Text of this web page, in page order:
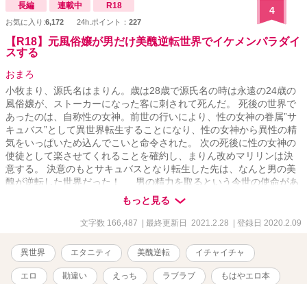
長編 連載中 R18
お気に入り:6,172 24h.ポイント： 227
4
【R18】元風俗嬢が男だけ美醜逆転世界でイケメンパラダイ
スする
おまろ
小牧まり、源氏名はまりん。歳は28歳で源氏名の時は永遠の24歳の
風俗嬢が、ストーカーになった客に刺されて死んだ。 死後の世界で
あったのは、自称性の女神。前世の行いにより、性の女神の眷属”サ
キュバス”として異世界転生することになり、性の女神から異性の精
気をいっぱいため込んでこいと命令された。 次の死後に性の女神の
使徒として楽させてくれることを確約し、まりん改めマリリンは決
意する。 決意のもとサキュバスとなり転生した先は、なんと男の美
醜が逆転した世界だった！ 男の精力を取るという今世の使命があ
るマリリンは、異世界のブス（イケメン）達を天国にイカせる！ 重
婚が認められる世界で、まりんは何人と結婚するのか、はたまた全
員セフレで終わらせるのか！夜のスポ根恋愛物語！ ※本番行為の
展開がないとは言っていない） ※ムーンライトノベルさんにも掲載
してます。 エロ度：★★★★★
もっと見る
文字数 166,487 | 最終更新日 2021.2.28 | 登録日 2020.2.09
異世界 エタニティ 美醜逆転 イチャイチャ
エロ 勘違い えっち ラブラブ もはやエロ本